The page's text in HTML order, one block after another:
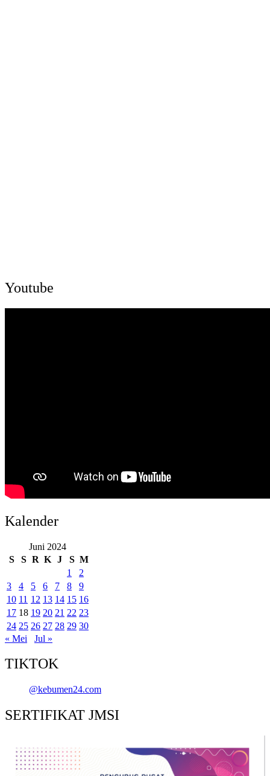
Youtube
Kalender
Juni 2024
S
S R K J S M
1
2
3
4 5 6 7 8
9
10 11 12 13 14 15 16
17 18 19 20 21 22 23
24 25 26 27 28 29 30
« Mei
Jul »
TIKTOK
@kebumen24.com
SERTIFIKAT JMSI